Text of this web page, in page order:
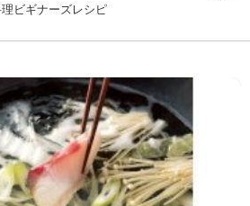
ビギナーズレシピ